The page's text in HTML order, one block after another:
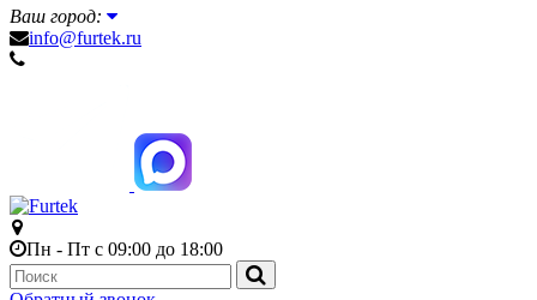
Ваш город:
info@furtek.ru
Пн - Пт с 09:00 до 18:00